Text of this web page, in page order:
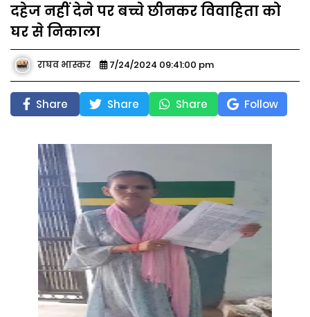
दहेज नहीं देने पर बच्चे छीनकर विवाहिता को
घर से निकाला
राघव भास्कर 7/24/2024 09:41:00 pm
Share Share Share Follow